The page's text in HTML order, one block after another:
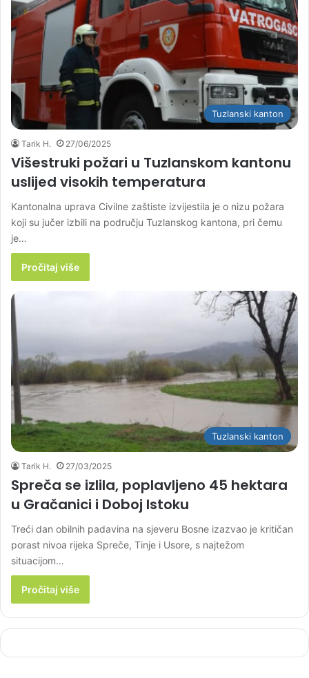
Tuzlanski kanton
Tarik H. 27/06/2025
Višestruki požari u Tuzlanskom kantonu
uslijed visokih temperatura
Kantonalna uprava Civilne zaštiste izvijestila je o nizu požara
koji su jučer izbili na području Tuzlanskog kantona, pri čemu
je…
Pročitaj više
Tuzlanski kanton
Tarik H. 27/03/2025
Spreča se izlila, poplavljeno 45 hektara
u Gračanici i Doboj Istoku
Treći dan obilnih padavina na sjeveru Bosne izazvao je kritičan
porast nivoa rijeka Spreče, Tinje i Usore, s najtežom
situacijom…
Pročitaj više